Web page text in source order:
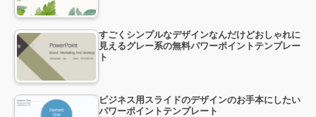
すごくシンプルなデザインなんだけどおしゃれに
見えるグレー系の無料パワーポイントテンプレー
ト
ビジネス用スライドのデザインのお手本にしたい
パワーポイントテンプレート